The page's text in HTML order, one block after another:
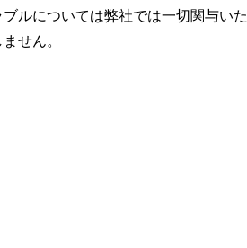
ブルについては弊社では一切関与いた
ません。